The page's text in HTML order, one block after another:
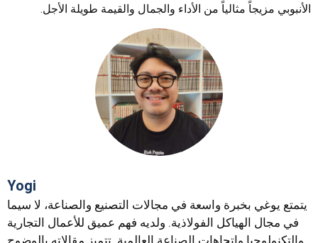
الأنبوبي مزيجاً مثالياً من الأداء والجمال والقيمة طويلة الأجل.
Yogi
يتمتع يوغي بخبرة واسعة في مجالات التصنيع والصناعة، لا سيما
في مجال الهياكل الفولاذية. ولديه فهم عميق للأعمال التجارية
والتكنولوجيا واتجاهات الصناعة العالمية. تتميز مقالاته بالوضوح